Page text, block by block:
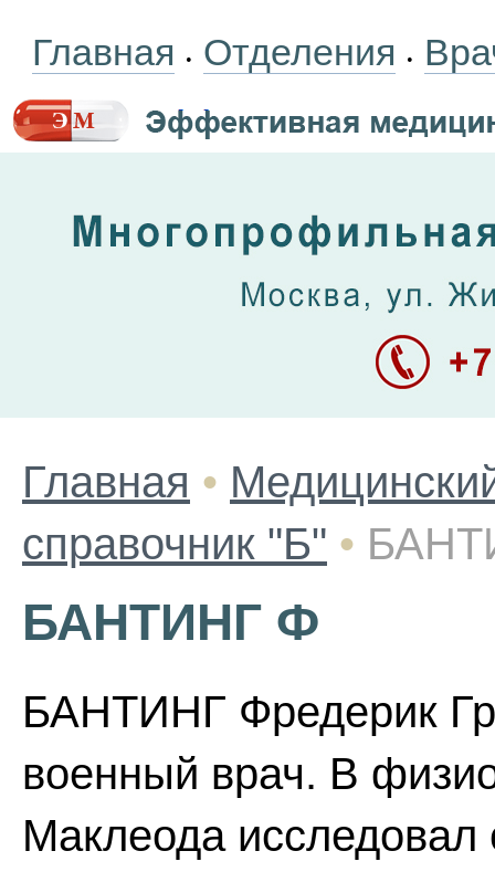
Главная • Отделения •
Главная •
справочник "Б" •
БАНТИНГ Ф
БАНТИНГ Фредерик
военный врач. В
Маклеода